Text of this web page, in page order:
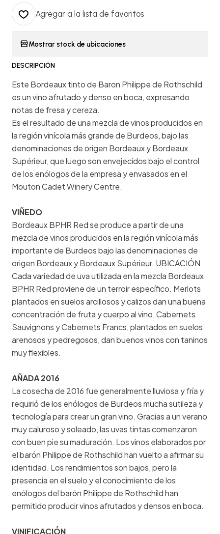
Agregar a la lista de favoritos
Mostrar stock de ubicaciones
DESCRIPCIÓN
Este Bordeaux tinto de Baron Philippe de Rothschild
es un vino afrutado y denso en boca, expresando
notas de fresa y cereza.
Es el resultado de una mezcla de vinos producidos en
la región vinícola más grande de Burdeos, bajo las
denominaciones de origen Bordeaux y Bordeaux
Supérieur, que luego son envejecidos bajo el control
de los enólogos de la empresa y envasados en el
Mouton Cadet Winery Centre.
VIÑEDO
Bordeaux BPHR Red se produce a partir de una
mezcla de vinos producidos en la región vinícola más
importante de Burdeos bajo las denominaciones de
origen Bordeaux y Bordeaux Supérieur. UBICACIÓN
Cada variedad de uva utilizada en la mezcla Bordeaux
BPHR Red proviene de un terroir específico. Merlots
plantados en suelos arcillosos y calizos dan una buena
concentración de fruta y cuerpo al vino, Cabernets
Sauvignons y Cabernets Francs, plantados en suelos
arenosos y pedregosos, dan buenos vinos con taninos
muy flexibles.
AÑADA 2016
La cosecha de 2016 fue generalmente lluviosa y fría y
requirió de los enólogos de Burdeos mucha sutileza y
tecnología para crear un gran vino. Gracias a un verano
muy caluroso y soleado, las uvas tintas comenzaron
con buen pie su maduración. Los vinos elaborados por
el barón Philippe de Rothschild han vuelto a afirmar su
identidad. Los rendimientos son bajos, pero la
presencia en el suelo y el conocimiento de los
enólogos del barón Philippe de Rothschild han
permitido producir vinos afrutados y densos en boca.
VINIFICACIÓN